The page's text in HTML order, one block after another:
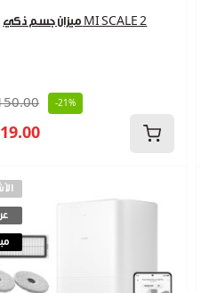
ميزان جسم ذكي MI SCALE 2
-21%